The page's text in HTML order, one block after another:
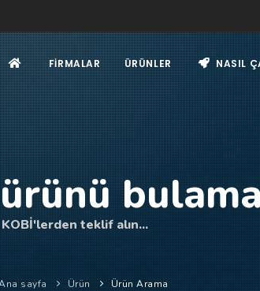
FIRMALAR ÜRÜNLER NASIL
teklif alın...
sayfa Ürün Ürün Arama